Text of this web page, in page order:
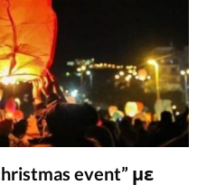
event” με